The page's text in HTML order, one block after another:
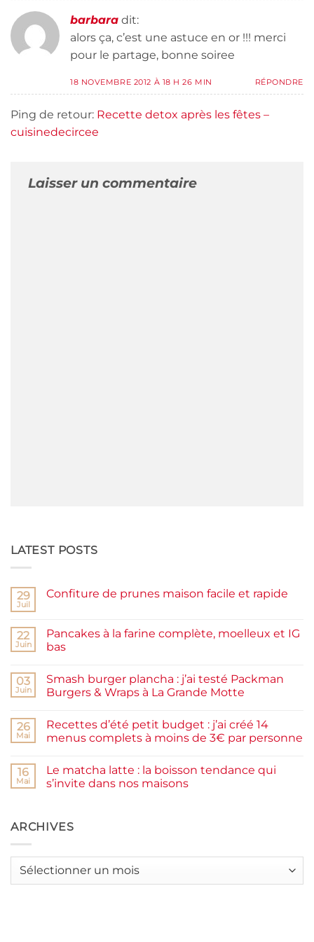
barbara dit:
alors ça, c’est une astuce en or !!! merci
pour le partage, bonne soiree
18 NOVEMBRE 2012 À 18 H 26 MIN RÉPONDRE
Ping de retour: Recette detox après les fêtes –
cuisinedecircee
Laisser un commentaire
LATEST POSTS
29
Juil
Confiture de prunes maison facile et rapide
Confiture
de
prunes
et
rapide
22
Juin
Pancakes à la farine complète, moelleux et IG
bas
sur
Pancakes
à
complète,
moelleux
et
03
Juin
Smash burger plancha : j’ai testé Packman
Burgers & Wraps à La Grande Motte
sur
Smash
burger
testé
Packman
Burgers &
Grande
Motte
26
Mai
Recettes d’été petit budget : j’ai créé 14
menus complets à moins de 3€ par personne
sur
Recettes
d’été
j’ai
créé
à
16
Mai
Le matcha latte : la boisson tendance qui
s’invite dans nos maisons
Le
matcha
boisson
ARCHIVES
Archives